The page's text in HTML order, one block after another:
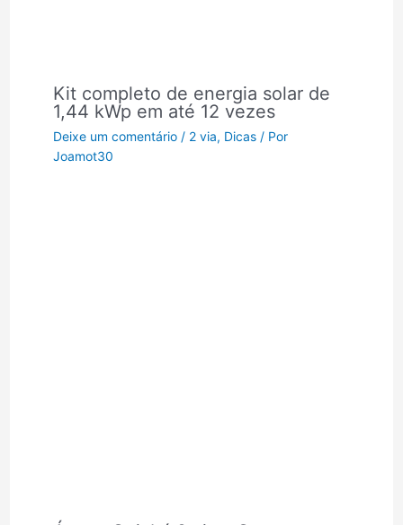
Kit completo de energia solar de
1,44 kWp em até 12 vezes
Deixe um comentário / 2 via, Dicas/ Por
Joamot30